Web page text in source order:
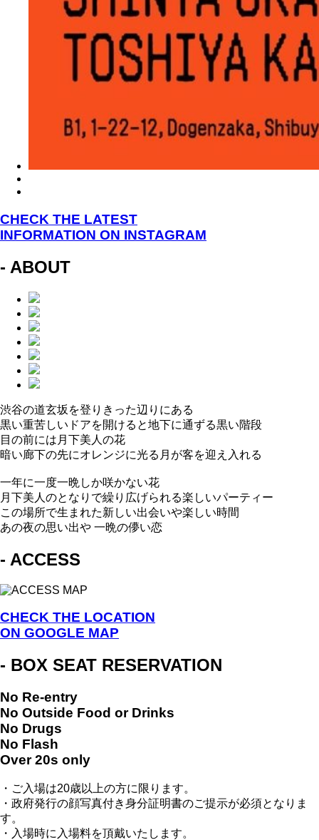
CHECK THE LATEST
INFORMATION ON INSTAGRAM
- ABOUT
渋谷の道玄坂を登りきった辺りにある
黒い重苦しいドアを開けると地下に通ずる黒い階段
目の前には月下美人の花
暗い廊下の先にオレンジに光る月が客を迎え入れる
一年に一度一晩しか咲かない花
月下美人のとなりで繰り広げられる楽しいパーティー
この場所で生まれた新しい出会いや楽しい時間
あの夜の思い出や 一晩の儚い恋
- ACCESS
CHECK THE LOCATION
ON GOOGLE MAP
- BOX SEAT RESERVATION
No Re-entry
No Outside Food or Drinks
No Drugs
No Flash
Over 20s only
・ご入場は20歳以上の方に限ります。
・政府発行の顔写真付き身分証明書のご提示が必須となりま
す。
・入場時に入場料を頂戴いたします。